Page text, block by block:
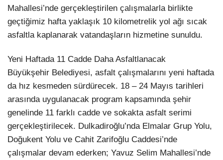
Mahallesi’nde gerçekleştirilen çalışmalarla birlikte
geçtiğimiz hafta yaklaşık 10 kilometrelik yol ağı sıcak
asfaltla kaplanarak vatandaşların hizmetine sunuldu.
Yeni Haftada 11 Cadde Daha Asfaltlanacak
Büyükşehir Belediyesi, asfalt çalışmalarını yeni haftada
da hız kesmeden sürdürecek. 18 – 24 Mayıs tarihleri
arasında uygulanacak program kapsamında şehir
genelinde 11 farklı cadde ve sokakta asfalt serimi
gerçekleştirilecek. Dulkadiroğlu’nda Elmalar Grup Yolu,
Doğukent Yolu ve Cahit Zarifoğlu Caddesi’nde
çalışmalar devam ederken; Yavuz Selim Mahallesi’nde